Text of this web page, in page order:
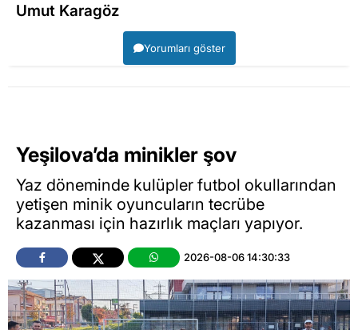
Umut Karagöz
Yorumları göster
Yeşilova’da minikler şov
Yaz döneminde kulüpler futbol okullarından
yetişen minik oyuncuların tecrübe
kazanması için hazırlık maçları yapıyor.
2026-08-06 14:30:33